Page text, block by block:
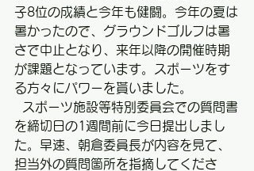
子8位の成績と今年も健闘。今年の夏は
暑かったので、グラウンドゴルフは暑
さで中止となり、来年以降の開催時期
が課題となっています。スポーツをす
る方々にパワーを貰いました。
を締切日の1週間前に今日提出しまし
た。早速、朝倉委員長が内容を見て、
担当外の質問箇所を指摘してくださ